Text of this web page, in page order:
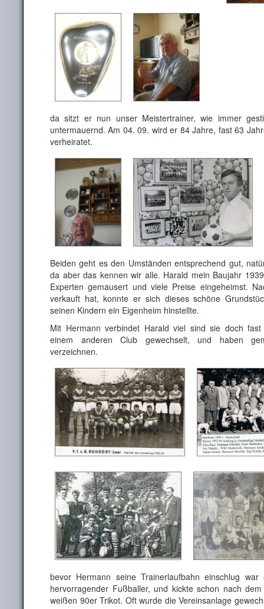
da sitzt er nun unser Meistertrainer, wie immer
untermauernd. Am 04. 09. wird er 84 Jahre, fast 63
verheiratet.
Beiden geht es den Umständen entsprechend gut,
da aber das kennen wir alle. Harald mein Baujahr
Experten gemausert und viele Preise eingeheimst.
verkauft hat, konnte er sich dieses schöne
seinen Kindern ein Eigenheim hinstellte.
Mit Hermann verbindet Harald viel sind sie doch
einem anderen Club gewechselt, und haben
verzeichnen.
bevor Hermann seine Trainerlaufbahn einschlug
hervorragender Fußballer, und kickte schon nach
weißen 90er Trikot. Oft wurde die Vereinsanlage